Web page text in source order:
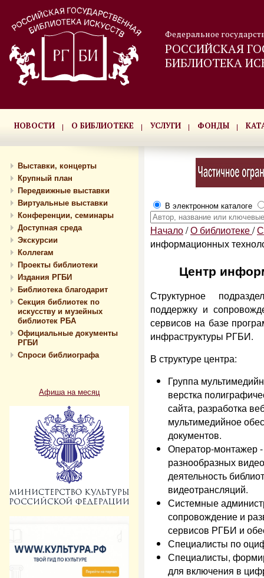
Федеральное
РОССИЙСКАЯ
БИБЛИОТЕКА
НОВОСТИ О БИБЛИОТЕКЕ УСЛУГИ ФОНДЫ
Выставки, концерты
Крупный план
Передвижные выставки
Виртуальные выставки
Конференции, семинары
Доступная среда
Экскурсии
Коллегам
Проекты библиотеки
Издания РГБИ
Библиотека благодарит
Секция библиотек по
искусству и музейных
библиотек РБА
Официальные документы
РГБИ
Спроси библиографа
Афиша на месяц
В электронном каталоге
Начало/О библиотеке/
информационных
Центр
Структурное
поддержку и
сервисов на базе
инфраструктуры РГБИ.
В структуре центра:
Группа
верстка
сайта, разработка
мультимедийное
документов.
Оператор-монтажер
разнообразных
деятельность
видеотрансляций.
Системные
сопровождение и
сервисов РГБИ и
Специалисты по
Специалисты,
для включения в